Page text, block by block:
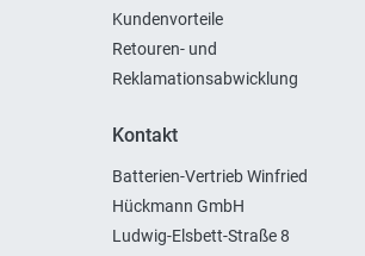
Kundenvorteile
Retouren- und
Reklamationsabwicklung
Kontakt
Batterien-Vertrieb Winfried
Hückmann GmbH
Ludwig-Elsbett-Straße 8